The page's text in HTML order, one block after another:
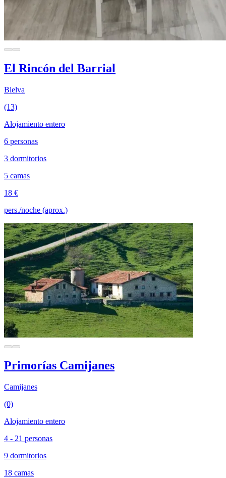
El Rincón del Barrial
Bielva
(13)
Alojamiento entero
6 personas
3 dormitorios
5 camas
18 €
pers./noche (aprox.)
Primorías Camijanes
Camijanes
(0)
Alojamiento entero
4 - 21 personas
9 dormitorios
18 camas